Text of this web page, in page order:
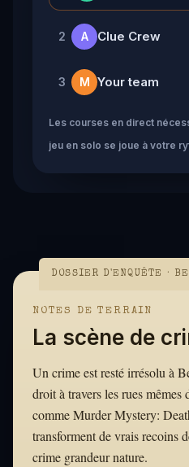
2 A Clue Crew
3 M Your team
Les courses en direct
jeu en solo se joue à votre
DOSSIER D'ENQUÊTE ·
NOTES DE TERRAIN
La scène de
Un crime est resté irrésolu à
droit à travers les rues
comme Murder Mystery:
transforment de vrais recoins
crime grandeur nature.